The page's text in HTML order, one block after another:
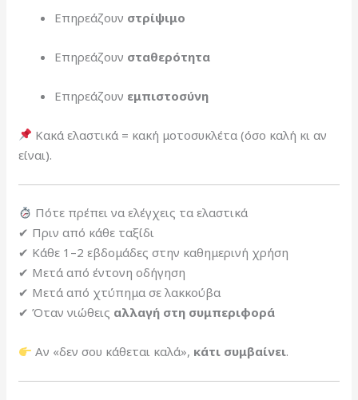
Επηρεάζουν στρίψιμο
Επηρεάζουν σταθερότητα
Επηρεάζουν εμπιστοσύνη
Κακά ελαστικά = κακή μοτοσυκλέτα (όσο καλή κι αν
είναι).
Πότε πρέπει να ελέγχεις τα ελαστικά
✔ Πριν από κάθε ταξίδι
✔ Κάθε 1–2 εβδομάδες στην καθημερινή χρήση
✔ Μετά από έντονη οδήγηση
✔ Μετά από χτύπημα σε λακκούβα
✔ Όταν νιώθεις αλλαγή στη συμπεριφορά
Αν «δεν σου κάθεται καλά», κάτι συμβαίνει.